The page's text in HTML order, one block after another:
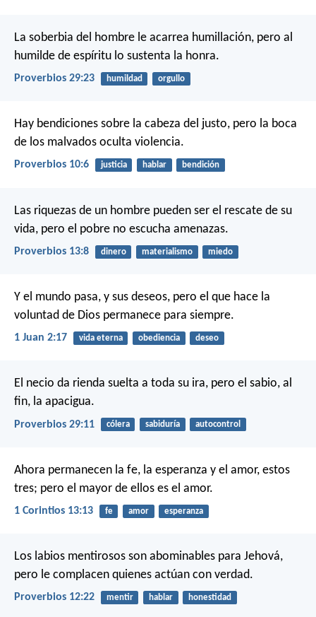
La soberbia del hombre le acarrea humillación, pero al
humilde de espíritu lo sustenta la honra.
Proverbios 29:23 humildad orgullo
Hay bendiciones sobre la cabeza del justo, pero la boca
de los malvados oculta violencia.
Proverbios 10:6 justicia hablar bendición
Las riquezas de un hombre pueden ser el rescate de su
vida, pero el pobre no escucha amenazas.
Proverbios 13:8 dinero materialismo miedo
Y el mundo pasa, y sus deseos, pero el que hace la
voluntad de Dios permanece para siempre.
1 Juan 2:17 vida eterna obediencia deseo
El necio da rienda suelta a toda su ira, pero el sabio, al
fin, la apacigua.
Proverbios 29:11 cólera sabiduría autocontrol
Ahora permanecen la fe, la esperanza y el amor, estos
tres; pero el mayor de ellos es el amor.
1 Corintios 13:13 fe amor esperanza
Los labios mentirosos son abominables para Jehová,
pero le complacen quienes actúan con verdad.
Proverbios 12:22 mentir hablar honestidad